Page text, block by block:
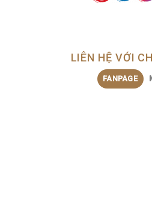
LIÊN HỆ VỚI
FANPAGE